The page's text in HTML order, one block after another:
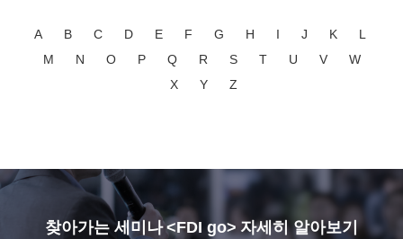
A B C D E F G H I J K
L
M
N O P Q R S T U V
W
X
Y Z
찾아가는 세미나 <FDI go> 자세히 알아보기